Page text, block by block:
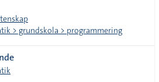
> grundskola > programmering